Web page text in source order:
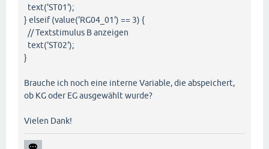
text('ST01');
} elseif (value('RG04_01') == 3) {
// Textstimulus B anzeigen
text('ST02');
}
Brauche ich noch eine interne Variable, die abspeichert,
ob KG oder EG ausgewählt wurde?
Vielen Dank!